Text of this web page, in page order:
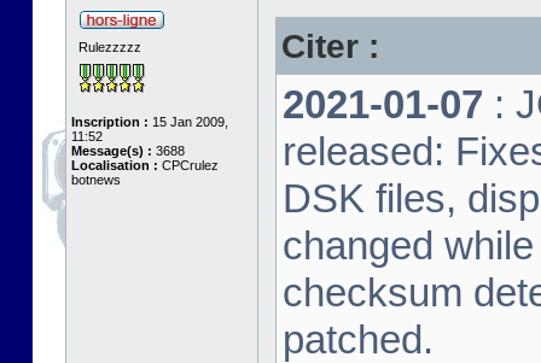
Rulezzzzz
Inscription : 15 Jan 2009,
11:52
Message(s) : 3688
Localisation : CPCrulez
botnews
Citer :
2021-01-07 :
released:
DSK files,
changed
checksum
patched.